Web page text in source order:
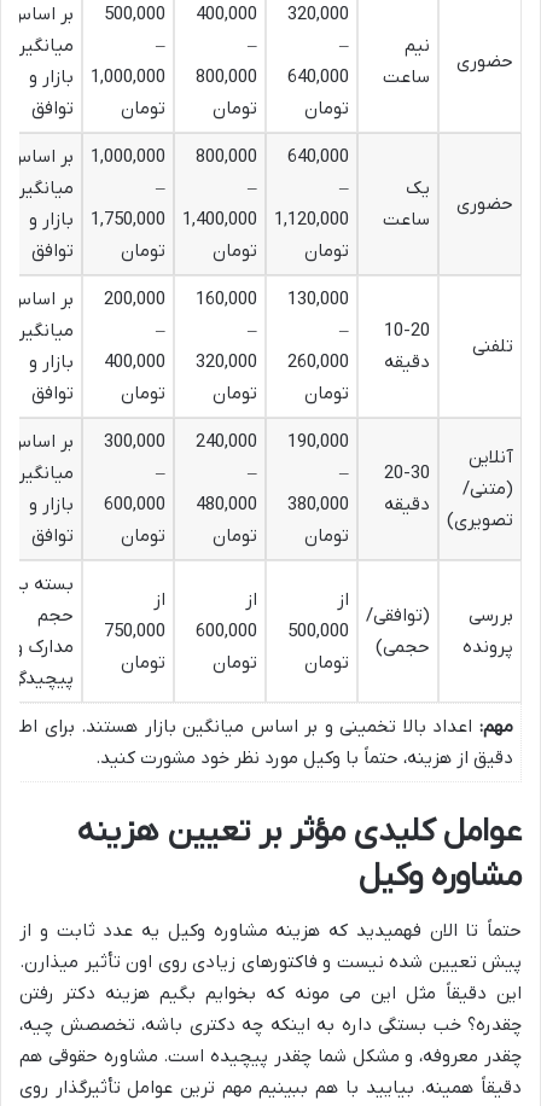
حضوری
نیم
ساعت
320,000
–
640,000
تومان
400,000
–
800,000
تومان
500,000
–
1,000,000
تومان
بر اساس
میانگین
بازار و
توافق
حضوری
یک
ساعت
640,000
–
1,120,000
تومان
800,000
–
1,400,000
تومان
1,000,000
–
1,750,000
تومان
بر اساس
میانگین
بازار و
توافق
تلفنی
10-20
دقیقه
130,000
–
260,000
تومان
160,000
–
320,000
تومان
200,000
–
400,000
تومان
بر اساس
میانگین
بازار و
توافق
آنلاین
(متنی/
تصویری)
20-30
دقیقه
190,000
–
380,000
تومان
240,000
–
480,000
تومان
300,000
–
600,000
تومان
بر اساس
میانگین
بازار و
توافق
بررسی
پرونده
(توافقی/
حجمی)
از
500,000
تومان
از
600,000
تومان
از
750,000
تومان
بسته به
حجم
مدارک و
پیچیدگی
مهم: اعداد بالا تخمینی و بر اساس میانگین بازار هستند. برای اطلاع
دقیق از هزینه، حتماً با وکیل مورد نظر خود مشورت کنید.
عوامل کلیدی مؤثر بر تعیین هزینه
مشاوره وکیل
حتماً تا الان فهمیدید که هزینه مشاوره وکیل یه عدد ثابت و از
پیش تعیین شده نیست و فاکتورهای زیادی روی اون تأثیر میذارن.
این دقیقاً مثل این می مونه که بخوایم بگیم هزینه دکتر رفتن
چقدره؟ خب بستگی داره به اینکه چه دکتری باشه، تخصصش چیه،
چقدر معروفه، و مشکل شما چقدر پیچیده است. مشاوره حقوقی هم
دقیقاً همینه. بیایید با هم ببینیم مهم ترین عوامل تأثیرگذار روی